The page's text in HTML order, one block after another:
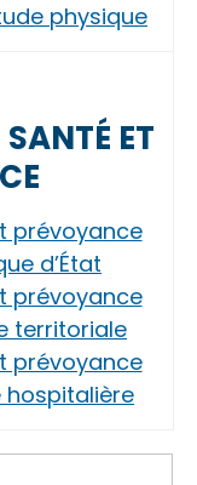
physique
ET
prévoyance
d’État
prévoyance
territoriale
prévoyance